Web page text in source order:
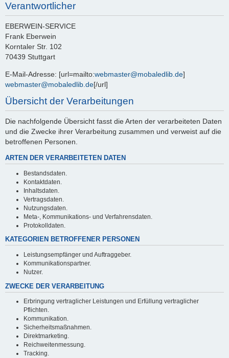
Verantwortlicher
EBERWEIN-SERVICE
Frank Eberwein
Korntaler Str. 102
70439 Stuttgart
E-Mail-Adresse: [url=mailto:webmaster@mobaledlib.de]
webmaster@mobaledlib.de[/url]
Übersicht der Verarbeitungen
Die nachfolgende Übersicht fasst die Arten der verarbeiteten Daten
und die Zwecke ihrer Verarbeitung zusammen und verweist auf die
betroffenen Personen.
ARTEN DER VERARBEITETEN DATEN
Bestandsdaten.
Kontaktdaten.
Inhaltsdaten.
Vertragsdaten.
Nutzungsdaten.
Meta-, Kommunikations- und Verfahrensdaten.
Protokolldaten.
KATEGORIEN BETROFFENER PERSONEN
Leistungsempfänger und Auftraggeber.
Kommunikationspartner.
Nutzer.
ZWECKE DER VERARBEITUNG
Erbringung vertraglicher Leistungen und Erfüllung vertraglicher
Pflichten.
Kommunikation.
Sicherheitsmaßnahmen.
Direktmarketing.
Reichweitenmessung.
Tracking.